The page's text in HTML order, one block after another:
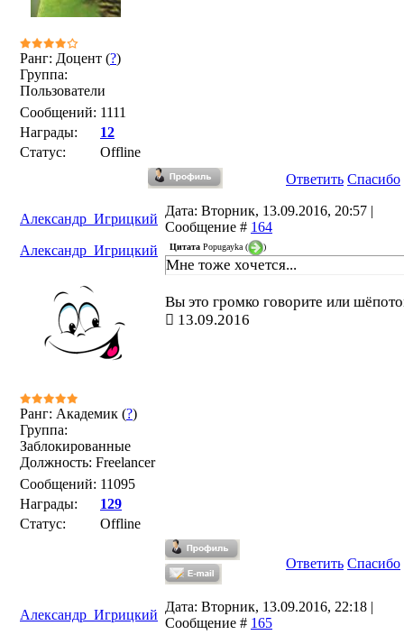
Ранг: Доцент (?)
Группа:
Пользователи
Сообщений: 1111
Награды:
12
Статус:
Offline
Ответить Спасибо
Александр_Игрицкий
Дата: Вторник, 13.09.2016, 20:57 |
Сообщение # 164
Александр_Игрицкий
Ранг: Академик (?)
Группа:
Заблокированные
Должность: Freelancer
Сообщений: 11095
Награды:
129
Статус:
Offline
Цитата Popugayka ( )
Мне тоже хочется...
Вы это громко говорите или
13.09.2016
Ответить Спасибо
Александр_Игрицкий
Дата: Вторник, 13.09.2016, 22:18 |
Сообщение # 165